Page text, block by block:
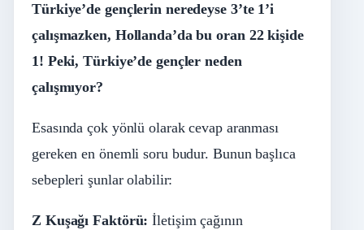
Türkiye’de gençlerin neredeyse 3’te 1’i
çalışmazken, Hollanda’da bu oran 22 kişide
1! Peki, Türkiye’de gençler neden
çalışmıyor?
Esasında çok yönlü olarak cevap aranması
gereken en önemli soru budur. Bunun başlıca
sebepleri şunlar olabilir:
Z Kuşağı Faktörü:İletişim çağının